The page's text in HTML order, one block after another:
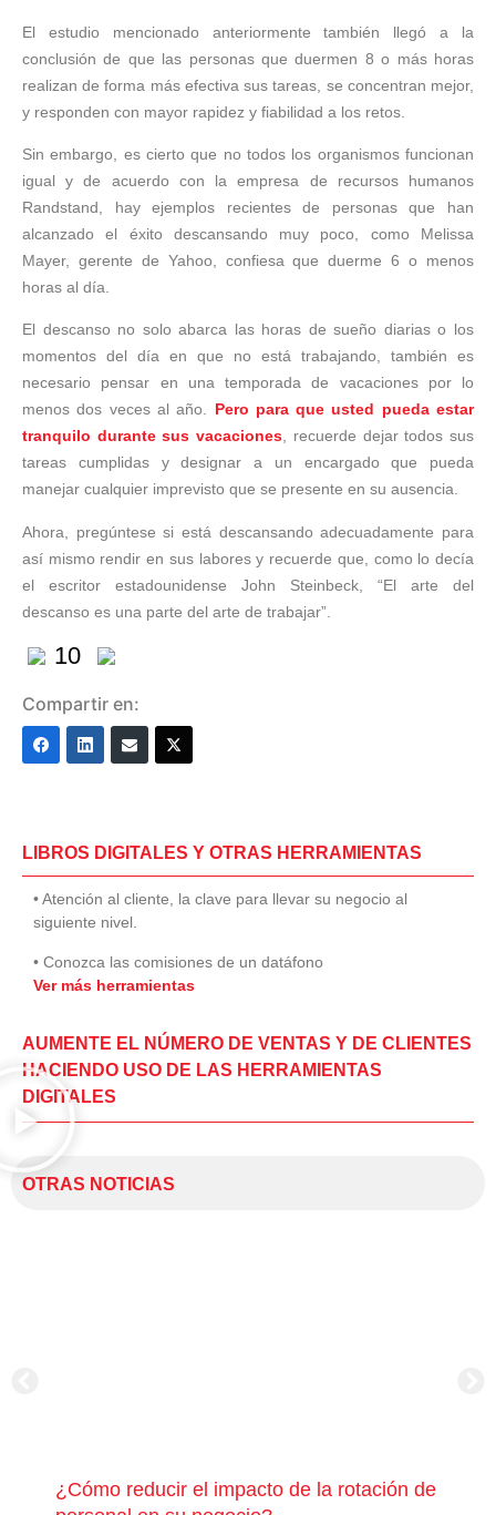
El estudio mencionado anteriormente también llegó a la
conclusión de que las personas que duermen 8 o más horas
realizan de forma más efectiva sus tareas, se concentran mejor,
y responden con mayor rapidez y fiabilidad a los retos.
Sin embargo, es cierto que no todos los organismos funcionan
igual y de acuerdo con la empresa de recursos humanos
Randstand, hay ejemplos recientes de personas que han
alcanzado el éxito descansando muy poco, como Melissa
Mayer, gerente de Yahoo, confiesa que duerme 6 o menos
horas al día.
El descanso no solo abarca las horas de sueño diarias o los
momentos del día en que no está trabajando, también es
necesario pensar en una temporada de vacaciones por lo
menos dos veces al año. Pero para que usted pueda estar
tranquilo durante sus vacaciones, recuerde dejar todos sus
tareas cumplidas y designar a un encargado que pueda
manejar cualquier imprevisto que se presente en su ausencia.
Ahora, pregúntese si está descansando adecuadamente para
así mismo rendir en sus labores y recuerde que, como lo decía
el escritor estadounidense John Steinbeck, “El arte del
descanso es una parte del arte de trabajar”.
10
Compartir en:
LIBROS DIGITALES Y OTRAS HERRAMIENTAS
• Atención al cliente, la clave para llevar su negocio al
siguiente nivel.
• Conozca las comisiones de un datáfono
Ver más herramientas
AUMENTE EL NÚMERO DE VENTAS Y DE CLIENTES
HACIENDO USO DE LAS HERRAMIENTAS
DIGITALES
OTRAS NOTICIAS
¿Cómo reducir el impacto de la rotación de